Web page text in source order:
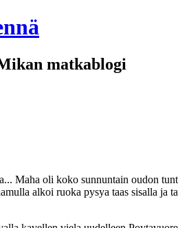
matkablogi
Maha oli koko sunnuntain oudon
alkoi ruoka pysya taas sisalla ja